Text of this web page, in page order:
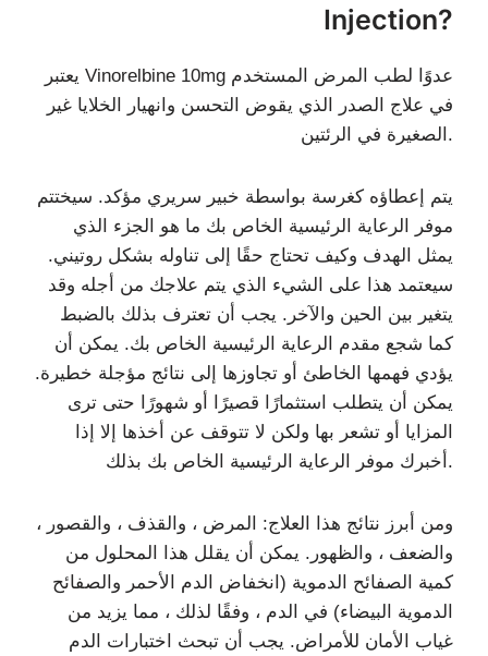
Injection?
يعتبر Vinorelbine 10mg عدوًا لطب المرض المستخدم
في علاج الصدر الذي يقوض التحسن وانهيار الخلايا غير
الصغيرة في الرئتين.
يتم إعطاؤه كغرسة بواسطة خبير سريري مؤكد. سيختتم
موفر الرعاية الرئيسية الخاص بك ما هو الجزء الذي
يمثل الهدف وكيف تحتاج حقًا إلى تناوله بشكل روتيني.
سيعتمد هذا على الشيء الذي يتم علاجك من أجله وقد
يتغير بين الحين والآخر. يجب أن تعترف بذلك بالضبط
كما شجع مقدم الرعاية الرئيسية الخاص بك. يمكن أن
يؤدي فهمها الخاطئ أو تجاوزها إلى نتائج مؤجلة خطيرة.
يمكن أن يتطلب استثمارًا قصيرًا أو شهورًا حتى ترى
المزايا أو تشعر بها ولكن لا تتوقف عن أخذها إلا إذا
أخبرك موفر الرعاية الرئيسية الخاص بك بذلك.
ومن أبرز نتائج هذا العلاج: المرض ، والقذف ، والقصور ،
والضعف ، والظهور. يمكن أن يقلل هذا المحلول من
كمية الصفائح الدموية (انخفاض الدم الأحمر والصفائح
الدموية البيضاء) في الدم ، وفقًا لذلك ، مما يزيد من
غياب الأمان للأمراض. يجب أن تبحث اختبارات الدم